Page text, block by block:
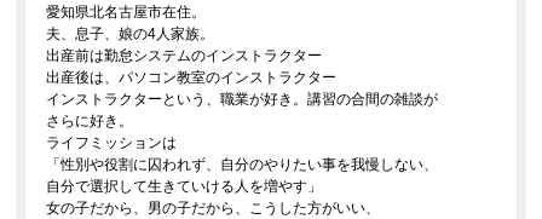
愛知県北名古屋市在住。
夫、息子、娘の4人家族。
出産前は勤怠システムのインストラクター
出産後は、パソコン教室のインストラクター
インストラクターという、職業が好き。講習の合間の雑談が
さらに好き。
ライフミッションは
「性別や役割に囚われず、自分のやりたい事を我慢しない、
自分で選択して生きていける人を増やす」
女の子だから、男の子だから、こうした方がいい、